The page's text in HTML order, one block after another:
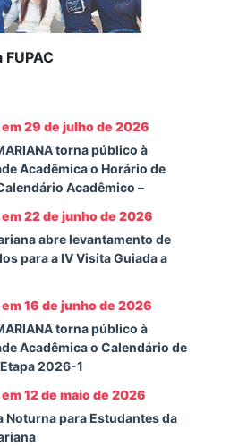
29 de julho de 2026
torna público à
Acadêmica o Horário de
Acadêmico –
22 de junho de 2026
abre levantamento de
para a IV Visita Guiada a
16 de junho de 2026
torna público à
Acadêmica o Calendário de
2026-1
12 de maio de 2026
Noturna para Estudantes da